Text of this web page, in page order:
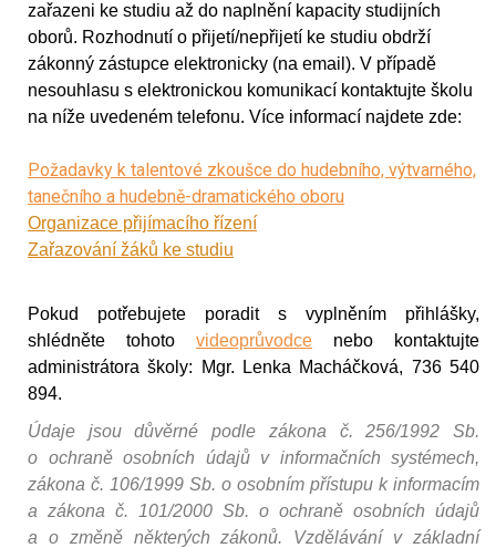
zařazeni ke studiu až do naplnění kapacity studijních
oborů. Rozhodnutí o přijetí/nepřijetí ke studiu obdrží
zákonný zástupce elektronicky (na email). V případě
nesouhlasu s elektronickou komunikací kontaktujte školu
na níže uvedeném telefonu. Více informací najdete zde:
Požadavky k talentové zkoušce do hudebního, výtvarného,
tanečního a hudebně-dramatického oboru
Organizace přijímacího řízení
Zařazování žáků ke studiu
Pokud potřebujete poradit s vyplněním přihlášky,
shlédněte tohoto videoprůvodce nebo kontaktujte
administrátora školy: Mgr. Lenka Macháčková, 736 540
894.
Údaje jsou důvěrné podle zákona č. 256/1992 Sb.
o ochraně osobních údajů v informačních systémech,
zákona č. 106/1999 Sb. o osobním přístupu k informacím
a zákona č. 101/2000 Sb. o ochraně osobních údajů
a o změně některých zákonů. Vzdělávání v základní